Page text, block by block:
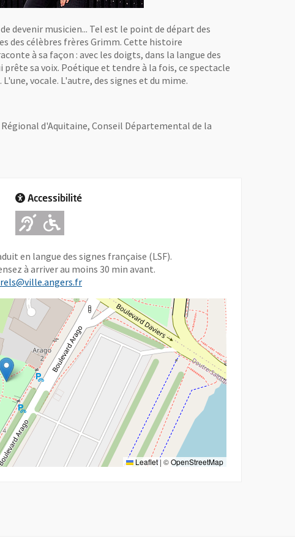
devenir musicien... Tel est le point de départ des
des célèbres frères Grimm. Cette histoire
à sa façon : avec les doigts, dans la langue des
sa voix. Poétique et tendre à la fois, ce spectacle
vocale. L'autre, des signes et du mime.
d'Aquitaine, Conseil Départemental de la
Accessibilité
Adapté pour l'handicap Auditif
Adapté pour l'handicap Moteur
en langue des signes française (LSF).
à arriver au moins 30 min avant.
Leaflet| ©OpenStreetMap